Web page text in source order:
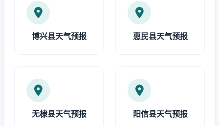
博兴县天气预报 惠民县天气预报
无棣县天气预报 阳信县天气预报